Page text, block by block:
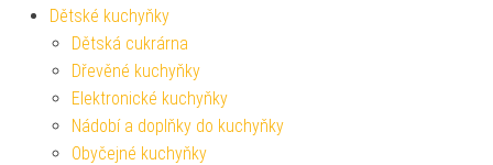
Dětské kuchyňky
Dětská cukrárna
Dřevěné kuchyňky
Elektronické kuchyňky
Nádobí a doplňky do kuchyňky
Obyčejné kuchyňky